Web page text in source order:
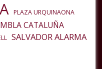
PLAZA URQUINAONA
CATALUÑA
SALVADOR ALARMA